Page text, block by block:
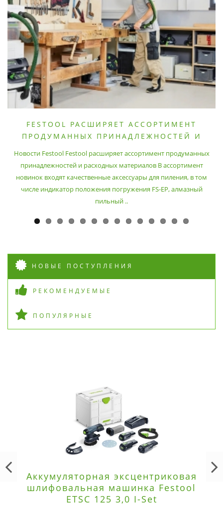
FESTOOL РАСШИРЯЕТ АССОРТИМЕНТ
ПРОДУМАННЫХ ПРИНАДЛЕЖНОСТЕЙ И
Новости Festool Festool расширяет ассортимент продуманных
принадлежностей и расходных материалов В ассортимент
новинок входят качественные аксессуары для пиления, в том
числе индикатор положения погружения FS-EP, алмазный
пильный ..
НОВЫЕ ПОСТУПЛЕНИЯ
РЕКОМЕНДУЕМЫЕ
ПОПУЛЯРНЫЕ
Аккумуляторная эксцентриковая
шлифовальная машинка Festool
ETSC 125 3,0 I-Set